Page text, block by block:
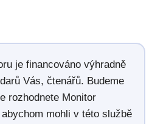
je financováno výhradně
Vás, čtenářů. Budeme
rozhodnete Monitor
mohli v této službě